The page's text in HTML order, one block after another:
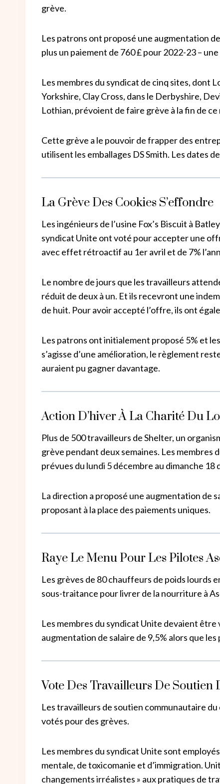
grève.
Les patrons ont proposé une augmentation
plus un paiement de 760 £ pour 2022-23 –
Les membres du syndicat de cinq sites, dont
Yorkshire, Clay Cross, dans le Derbyshire,
Lothian, prévoient de faire grève à la fin de ce
Cette grève a le pouvoir de frapper des
utilisent les emballages DS Smith. Les dates
La Grève Des Cookies S’effondre
Les ingénieurs de l’usine Fox’s Biscuit à
syndicat Unite ont voté pour accepter une
avec effet rétroactif au 1er avril et de 7%
Le nombre de jours que les travailleurs
réduit de deux à un. Et ils recevront une
de huit. Pour avoir accepté l’offre, ils ont
Les patrons ont initialement proposé 5% et
s’agisse d’une amélioration, le règlement
auraient pu gagner davantage.
Action D’hiver À La Charité Du
Plus de 500 travailleurs de Shelter, un
grève pendant deux semaines. Les membres
prévues du lundi 5 décembre au dimanche 18
La direction a proposé une augmentation de
proposant à la place des paiements uniques.
Raye Le Menu Pour Les Pilotes
Les grèves de 80 chauffeurs de poids lourds
sous-traitance pour livrer de la nourriture à
Les membres du syndicat Unite devaient
augmentation de salaire de 9,5% alors que
Vote Des Travailleurs De Soutien
Les travailleurs de soutien communautaire
votés pour des grèves.
Les membres du syndicat Unite sont
mentale, de toxicomanie et d’immigration.
changements irréalistes » aux pratiques de